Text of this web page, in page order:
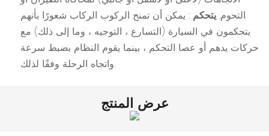
التحوم.يتحكم : يمكن أن تمنح الركوب الركاب شعورًا بأنهم
يتحكمون في السيارة (التسارع ، التوجيه ، وما إلى ذلك) مع
حركات يدهم أو عصا التحكم ، بينما يقوم النظام بضبط سرعة
واتجاه الرحلة وفقًا لذلك.
عرض المنتج